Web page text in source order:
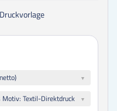
Druckvorlage
Textil-Direktdruck